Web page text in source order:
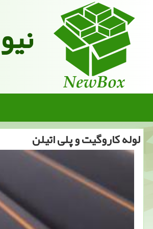
لوله كاروگیت و پلی اتیلن